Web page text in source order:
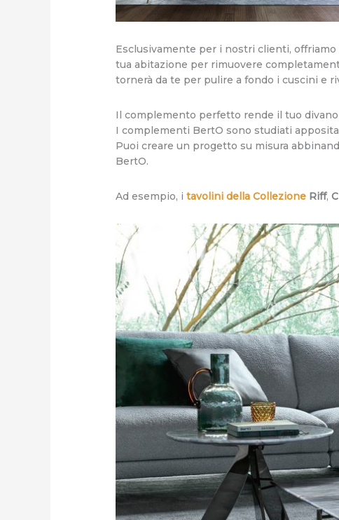
Esclusivamente per i nostri clienti, offriamo
tua abitazione per rimuovere
tornerà da te per pulire a fondo i cuscini e
Il complemento perfetto rende il tuo
I complementi BertO sono studiati
Puoi creare un progetto su misura
BertO.
Ad esempio, itavolini della Collezione Riff,